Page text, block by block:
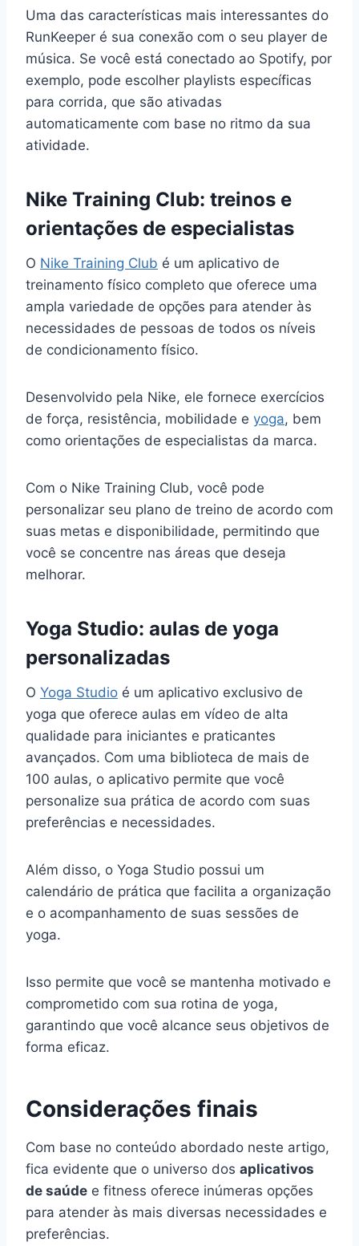
Uma das características mais interessantes do
RunKeeper é sua conexão com o seu player de
música. Se você está conectado ao Spotify, por
exemplo, pode escolher playlists específicas
para corrida, que são ativadas
automaticamente com base no ritmo da sua
atividade.
Nike Training Club: treinos e
orientações de especialistas
O Nike Training Club é um aplicativo de
treinamento físico completo que oferece uma
ampla variedade de opções para atender às
necessidades de pessoas de todos os níveis
de condicionamento físico.
Desenvolvido pela Nike, ele fornece exercícios
de força, resistência, mobilidade e yoga, bem
como orientações de especialistas da marca.
Com o Nike Training Club, você pode
personalizar seu plano de treino de acordo com
suas metas e disponibilidade, permitindo que
você se concentre nas áreas que deseja
melhorar.
Yoga Studio: aulas de yoga
personalizadas
O Yoga Studio é um aplicativo exclusivo de
yoga que oferece aulas em vídeo de alta
qualidade para iniciantes e praticantes
avançados. Com uma biblioteca de mais de
100 aulas, o aplicativo permite que você
personalize sua prática de acordo com suas
preferências e necessidades.
Além disso, o Yoga Studio possui um
calendário de prática que facilita a organização
e o acompanhamento de suas sessões de
yoga.
Isso permite que você se mantenha motivado e
comprometido com sua rotina de yoga,
garantindo que você alcance seus objetivos de
forma eficaz.
Considerações finais
Com base no conteúdo abordado neste artigo,
fica evidente que o universo dos aplicativos
de saúde e fitness oferece inúmeras opções
para atender às mais diversas necessidades e
preferências.